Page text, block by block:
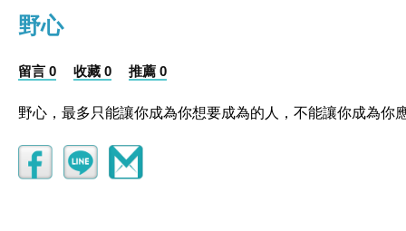
野心
留言 0 收藏 0 推薦 0
野心，最多只能讓你成為你想要成為的人，不能讓你成為你